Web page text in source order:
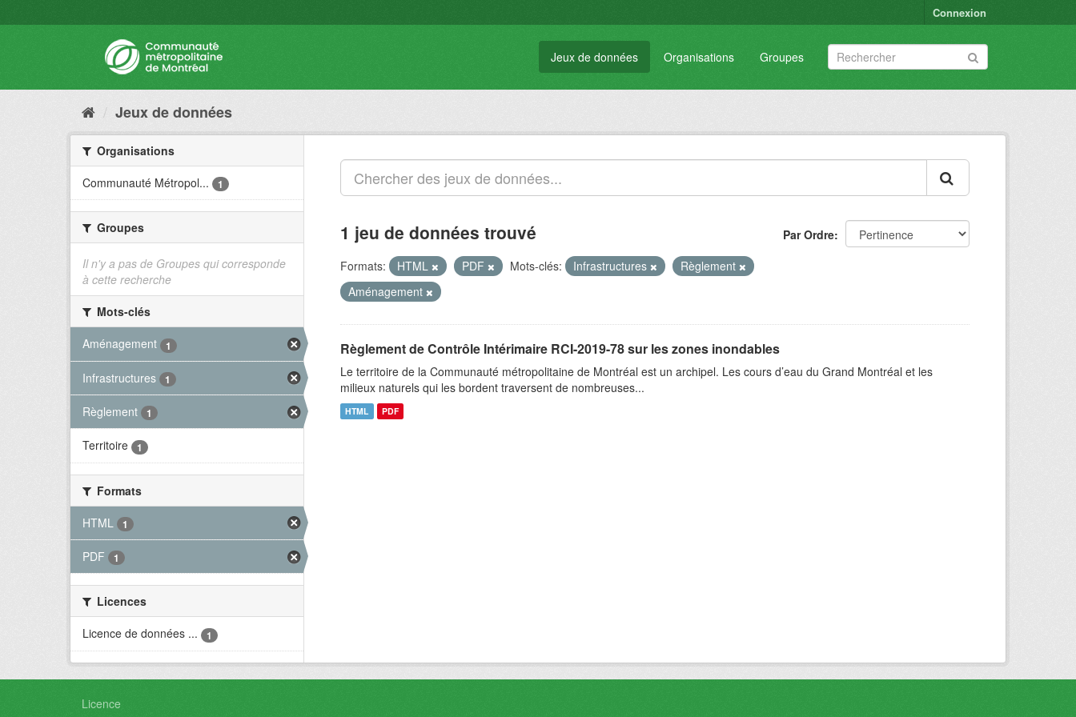
Connexion
Jeux de données Organisations Groupes
Jeux de données
Organisations
Communauté Métropol...
1
Groupes
Il n'y a pas de Groupes qui corresponde
à cette recherche
Mots-clés
Aménagement
1
Infrastructures 1
Règlement 1
Territoire 1
Formats
HTML
1
PDF 1
Licences
Licence de données ...
1
Par Ordre
1 jeu de données trouvé
Formats: HTML PDF Mots-clés: Infrastructures
Règlement
Aménagement
Règlement de Contrôle Intérimaire RCI-2019-78 sur les zones inondables
Le territoire de la Communauté métropolitaine de Montréal est un archipel. Les cours d’eau du Grand Montréal et les
milieux naturels qui les bordent traversent de nombreuses...
HTML PDF
Licence